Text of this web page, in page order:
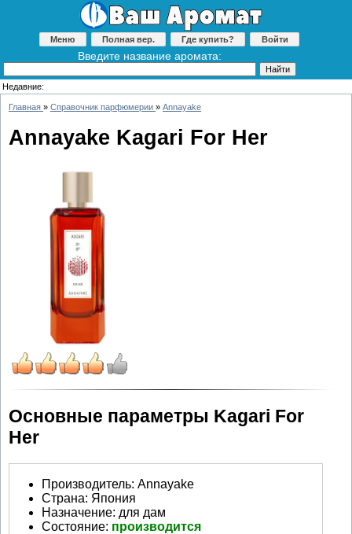
Меню Полная вер. Где купить? Войти
Введите название аромата:
Недавние:
Главная » Справочник парфюмерии » Annayake
Annayake Kagari For Her
Основные параметры Kagari For
Her
Производитель: Annayake
Страна: Япония
Назначение: для дам
Состояние: производится